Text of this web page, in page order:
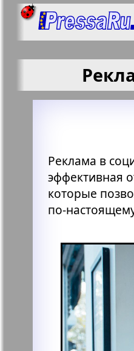
Реклама в
эффективная
которые
по-